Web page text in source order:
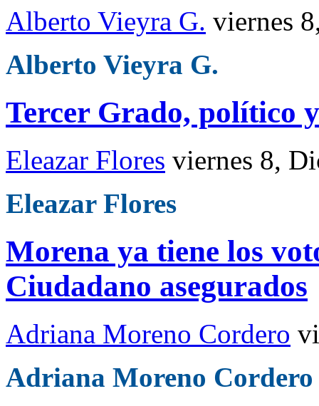
Alberto Vieyra G. viernes
Alberto Vieyra G.
Tercer Grado, político
Eleazar Flores viernes 8,
Eleazar Flores
Morena ya tiene los
Ciudadano asegurados
Adriana Moreno Cordero
Adriana Moreno Cordero